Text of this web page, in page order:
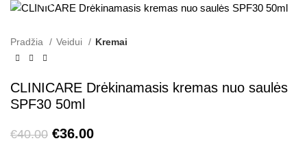
Pradžia Veidui Kremai
CLINICARE Drėkinamasis kremas nuo saulės
SPF30 50ml
€40.00 €36.00